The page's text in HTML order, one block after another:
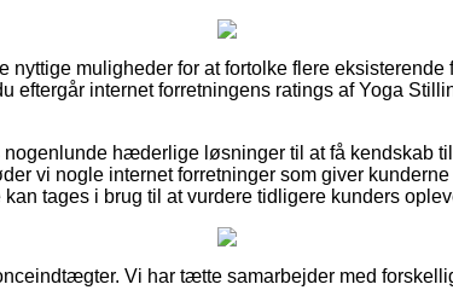
nyttige muligheder for at fortolke flere eksisterende
eftergår internet forretningens ratings af Yoga
hæderlige løsninger til at få kendskab
vi nogle internet forretninger som giver
tages i brug til at vurdere tidligere kunders
Vi har tætte samarbejder med